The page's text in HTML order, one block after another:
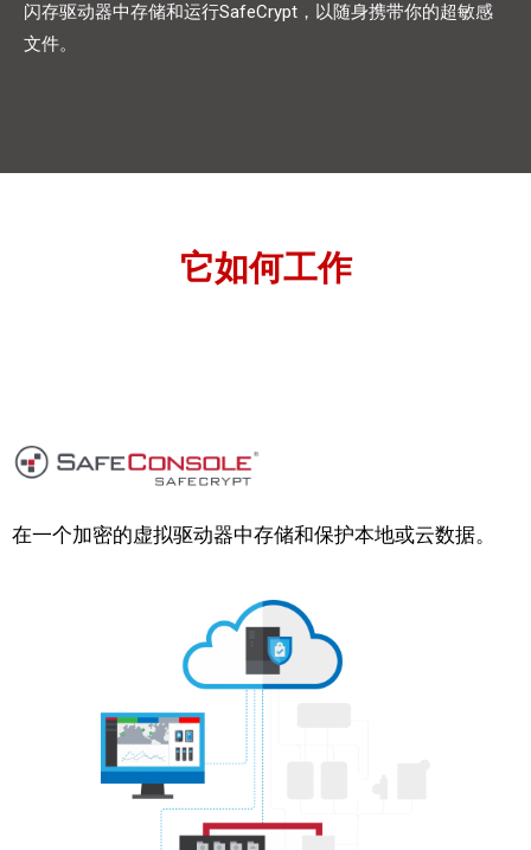
闪存驱动器中存储和运行SafeCrypt，以随身携带你的超敏感
文件。
它如何工作
在一个加密的虚拟驱动器中存储和保护本地或云数据。